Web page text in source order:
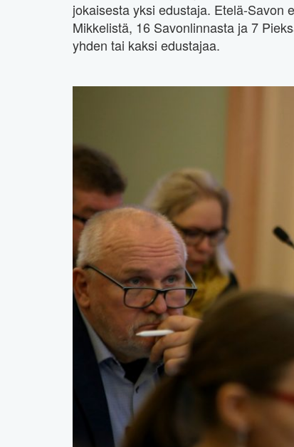
jokaisesta yksi edustaja. Etelä-Savon
Mikkelistä, 16 Savonlinnasta ja 7
yhden tai kaksi edustajaa.